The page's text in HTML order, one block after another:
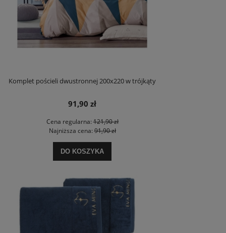
Komplet pościeli dwustronnej 200x220 w trójkąty
91,90 zł
Cena regularna:121,90 zł
Najniższa cena:91,90 zł
DO KOSZYKA